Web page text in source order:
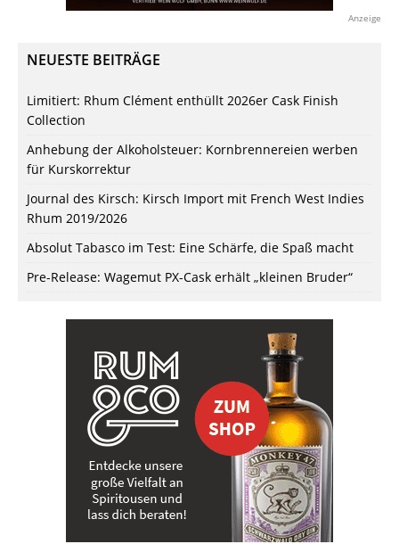
Anzeige
NEUESTE BEITRÄGE
Limitiert: Rhum Clément enthüllt 2026er Cask Finish
Collection
Anhebung der Alkoholsteuer: Kornbrennereien werben
für Kurskorrektur
Journal des Kirsch: Kirsch Import mit French West Indies
Rhum 2019/2026
Absolut Tabasco im Test: Eine Schärfe, die Spaß macht
Pre-Release: Wagemut PX-Cask erhält „kleinen Bruder“